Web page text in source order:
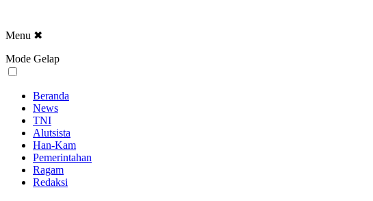
Menu ✖
Mode Gelap
Beranda
News
TNI
Alutsista
Han-Kam
Pemerintahan
Ragam
Redaksi